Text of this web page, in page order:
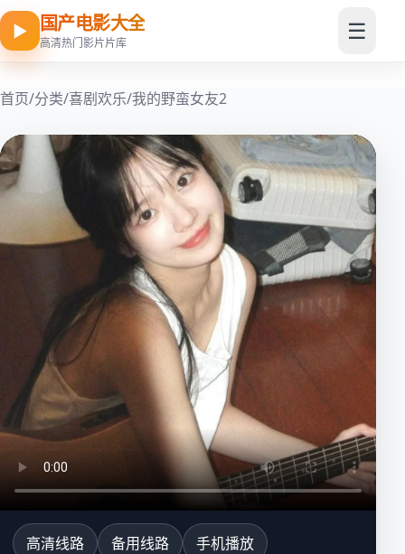
▶ 国产电影大全
高清热门影片片库 ☰
首页/分类/喜剧欢乐/我的野蛮女友2
高清线路 备用线路 手机播放